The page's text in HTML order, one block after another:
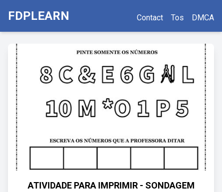
FDPLEARN Contact Tos DMCA
ATIVIDADE PARA IMPRIMIR - SONDAGEM